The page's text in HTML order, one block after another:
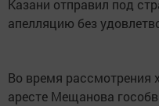
Казани отправил под
апелляцию без
Во время рассмотрения
аресте Мещанова